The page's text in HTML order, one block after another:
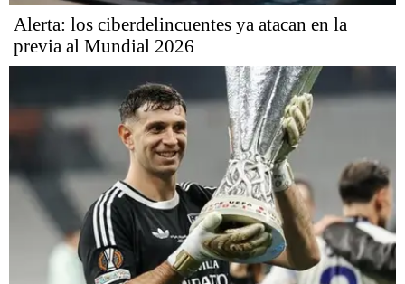
Alerta: los ciberdelincuentes ya atacan en la
previa al Mundial 2026